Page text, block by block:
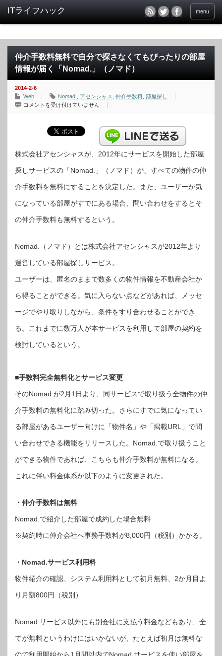
menu
仲介手数料無料で自分で探さなくてもぴったりの部屋
情報が届く「Nomad.」（ノマド）
2014-2-6
Web
Nomad. アセンシャス 仲介手数料 部屋探し
仲
自
分
探
さ
く
も
ぴ
た
り
情
が
届
「Nomad.」
（ノ
ド）
は
コメントを受け付けていません
株式会社アセンシャスが、2012年にサービスを開始した部屋
探しサービスの「Nomad.」（ノマド）が、すべての物件の仲
介手数料を無料にすることを決定した。また、ユーザーが気
になっている部屋がすでにある場合、問い合わせをするとそ
の仲介手数料も無料するという。
Nomad.（ノマド）とは株式会社アセンシャスが2012年より
運営している部屋探しサービス。
ユーザーは、匿名のままで数多くの物件情報を不動産会社か
ら得ることができる。気に入らない点などがあれば、メッセ
ージでやり取りしながら、条件をすり合わせることができ
る。これまでに数万人が本サービスを利用して部屋の契約を
検討しているという。
■手数料完全無料化とサービス変更
そのNomad.が2月1日より、同サービスで取り扱う全物件の仲
介手数料の無料化に踏み切った。さらにすでに気になってい
る部屋があるユーザー向けに「物件名」や「掲載URL」で問
い合わせできる機能をリリースした。Nomad.で取り扱うこと
ができる物件であれば、こちらも仲介手数料が無料になる。
これに伴い料金体系が以下のように変更された。
・仲介手数料は無料
Nomad.で紹介した部屋で成約した場合無料
※契約時に仲介会社へ事務手数料が8,000円（税別）かかる。
・Nomad.サービス利用料
物件紹介の確認、システム利用料として初月無料、2か月目よ
り月額800円（税別）
Nomad.サービス以外にも別会社に支払う料金などもあり、全
てが無料というわけにはいかないが、たとえば初月は無料な